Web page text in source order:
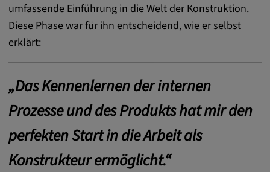
umfassende Einführung in die Welt der Konstruktion.
Diese Phase war für ihn entscheidend, wie er selbst
erklärt:
„Das Kennenlernen der internen
Prozesse und des Produkts hat mir den
perfekten Start in die Arbeit als
Konstrukteur ermöglicht.“
Mit diesen Cookie werden die Präferenzen
3 Tage
Name:
VISITOR_INFO1_LIVE, YSC, CONSENT,